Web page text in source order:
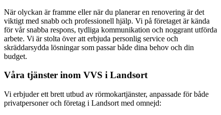
När olyckan är framme eller när du planerar en renovering är det
viktigt med snabb och professionell hjälp. Vi på företaget är kända
för vår snabba respons, tydliga kommunikation och noggrant utförda
arbete. Vi är stolta över att erbjuda personlig service och
skräddarsydda lösningar som passar både dina behov och din
budget.
Våra tjänster inom VVS i Landsort
Vi erbjuder ett brett utbud av rörmokartjänster, anpassade för både
privatpersoner och företag i Landsort med omnejd: